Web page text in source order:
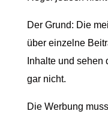
Der Grund: Die
über einzelne
Inhalte und
gar nicht.
Die Werbung